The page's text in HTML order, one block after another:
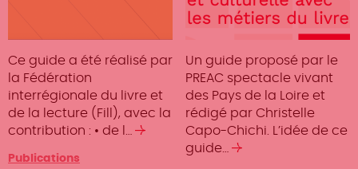
Ce guide a été réalisé par
la Fédération
interrégionale du livre et
de la lecture (Fill), avec la
contribution : • de l…
Publications
Un guide proposé par le
PREAC spectacle vivant
des Pays de la Loire et
rédigé par Christelle
Capo-Chichi. L’idée de ce
guide…